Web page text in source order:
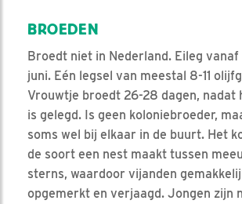
BROEDEN
Broedt niet in Nederland. Eileg
juni. Eén legsel van meestal 8-11
Vrouwtje broedt 26-28 dagen, nadat
is gelegd. Is geen koloniebroeder,
soms wel bij elkaar in de buurt. Het
de soort een nest maakt tussen
sterns, waardoor vijanden
opgemerkt en verjaagd. Jongen zijn